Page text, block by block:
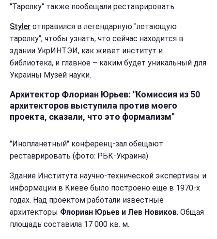
"Тарелку" также пообещали реставрировать.
Styler отправился в легендарную "летающую
тарелку", чтобы узнать, что сейчас находится в
здании УкрИНТЭИ, как живет институт и
библиотека, и главное – каким будет уникальный для
Украины Музей науки.
Архитектор Флориан Юрьев: "Комиссия из 50
архитекторов выступила против моего
проекта, сказали, что это формализм"
"Инопланетный" конференц-зал обещают
реставрировать (фото: РБК-Украина)
Здание Института научно-технической экспертизы и
информации в Киеве было построено еще в 1970-х
годах. Над проектом работали известные
архитекторы Флориан Юрьев и Лев Новиков. Общая
площадь составила 17 000 кв. м.